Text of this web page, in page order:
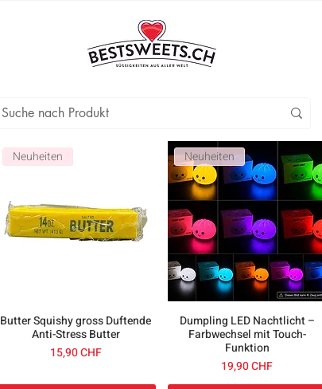
Neuheiten
Butter Squishy gross Duftende
Anti-Stress Butter
Prezzo
15,90 CHF
Neuheiten
Dumpling LED Nachtlicht –
Farbwechsel mit Touch-
Funktion
Prezzo
19,90 CHF